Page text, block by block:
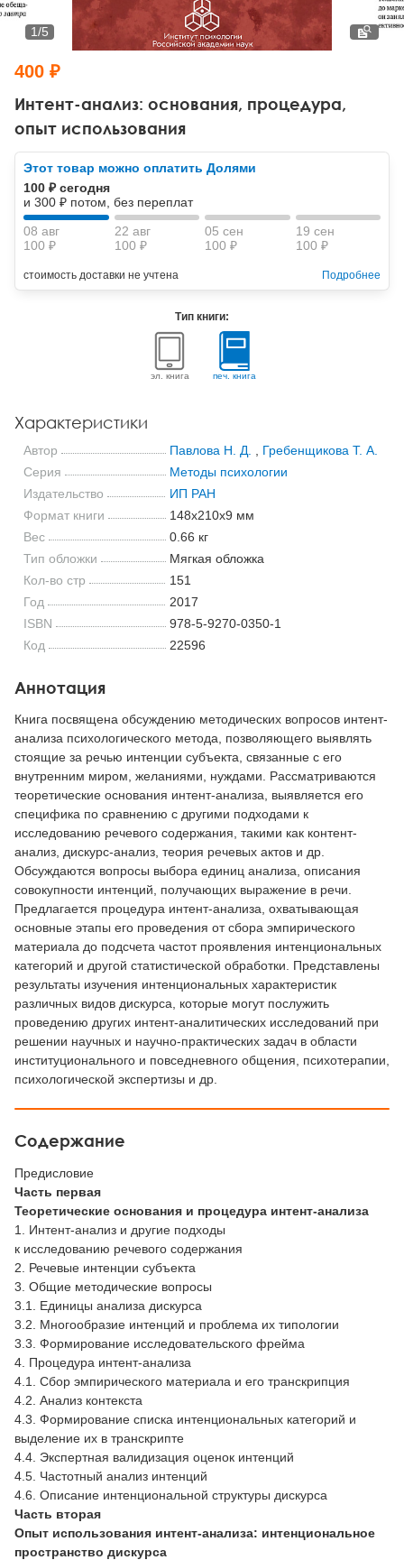
Тревожные расстройства, панические атаки
Психодрама
Другие направления психотерапии
Классический, эриксоновский гипноз и НЛП
НЛП
Психология труда и эргономика
Социальная психология
Социальная и организационная психология
Классический и юнгианский психоанализ
Интент-анализ: основания, процедура,
опыт использования
1/5
400 ₽
Этот товар можно оплатить Долями
100 ₽ сегодня
и 300 ₽ потом, без переплат
08 авг
100 ₽
22 авг
100 ₽
05 сен
100 ₽
19 сен
100 ₽
стоимость доставки не учтена Подробнее
Тип книги:
эл. книга печ. книга
Характеристики
Автор Павлова Н. Д.
Гребенщикова Т. А.
Серия
Методы психологии
Издательство
ИП РАН
Формат книги
148x210x9 мм
Вес
0.66 кг
Тип обложки
Мягкая обложка
Кол-во стр
151
Год
2017
ISBN
978-5-9270-0350-1
Код
22596
Аннотация
Книга посвящена обсуждению методических вопросов интент-
анализа психологического метода, позволяющего выявлять
стоящие за речью интенции субъекта, связанные с его
внутренним миром, желаниями, нуждами. Рассматриваются
теоретические основания интент-анализа, выявляется его
специфика по сравнению с другими подходами к
исследованию речевого содержания, такими как контент-
анализ, дискурс-анализ, теория речевых актов и др.
Обсуждаются вопросы выбора единиц анализа, описания
совокупности интенций, получающих выражение в речи.
Предлагается процедура интент-анализа, охватывающая
основные этапы его проведения от сбора эмпирического
материала до подсчета частот проявления интенциональных
категорий и другой статистической обработки. Представлены
результаты изучения интенциональных характеристик
различных видов дискурса, которые могут послужить
проведению других интент-аналитических исследований при
решении научных и научно-практических задач в области
институционального и повседневного общения, психотерапии,
психологической экспертизы и др.
Содержание
Предисловие
Часть первая
Теоретические основания и процедура интент-анализа
1. Интент-анализ и другие подходы
к исследованию речевого содержания
2. Речевые интенции субъекта
3. Общие методические вопросы
3.1. Единицы анализа дискурса
3.2. Многообразие интенций и проблема их типологии
3.3. Формирование исследовательского фрейма
4. Процедура интент-анализа
4.1. Сбор эмпирического материала и его транскрипция
4.2. Анализ контекста
4.3. Формирование списка интенциональных категорий и
выделение их в транскрипте
4.4. Экспертная валидизация оценок интенций
4.5. Частотный анализ интенций
4.6. Описание интенциональной структуры дискурса
Часть вторая
Опыт использования интент-анализа: интенциональное
пространство дискурса